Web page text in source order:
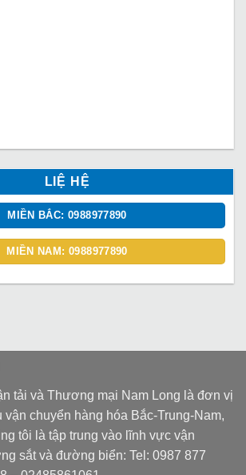
LIỆ HỆ
MIỀN BẮC: 0988977890
MIỀN NAM: 0988977890
tải và Thương mại Nam Long là đơn vị
vận chuyển hàng hóa Bắc-Trung-Nam,
tôi là tập trung vào lĩnh vực vận
sắt và đường biển: Tel: 0987 877